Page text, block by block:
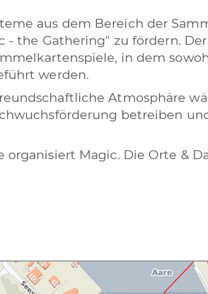
aus dem Bereich der
- the Gathering" zu fördern.
in dem
werden.
Atmosphäre
betreiben
organisiert Magic. Die Orte &